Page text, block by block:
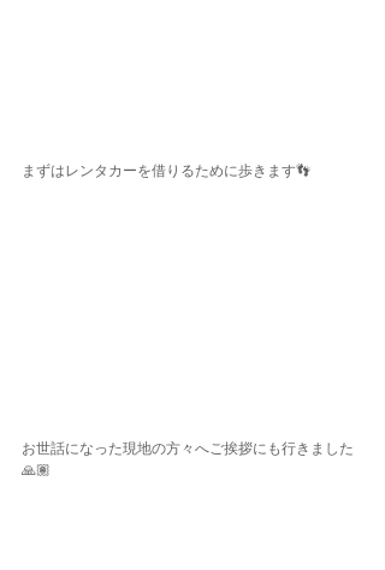
まずはレンタカーを借りるために歩きます👣
お世話になった現地の方々へご挨拶にも行きました
🙏🏽